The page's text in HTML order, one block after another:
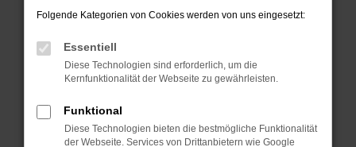
Prüfe deine Browsererweiterungen.
können das Laden bestimmter Seiten
verhindern. Funktioniert die Seite in einem
anderen Browser oder in einem privaten
Starte dein Gerät neu.
Das kann manchmal helfen, vorübergehende
Folgende Kategorien von Cookies werden von uns eingesetzt:
Essentiell
Diese Technologien sind erforderlich, um die
Kernfunktionalität der Webseite zu gewährleisten.
Funktional
Diese Technologien bieten die bestmögliche Funktionalität
der Webseite. Services von Drittanbietern wie Google